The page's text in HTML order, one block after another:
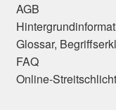
AGB
Glossar,
FAQ
Online-